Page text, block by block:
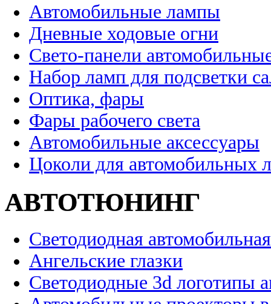
Автомобильные лампы
Дневные ходовые огни
Свето-панели
Набор ламп для подсветки
Оптика, фары
Фары рабочего света
Автомобильные аксессуары
Цоколи для автомобильных
АВТОТЮНИНГ
Светодиодная
Ангельские глазки
Светодиодные 3d логотипы